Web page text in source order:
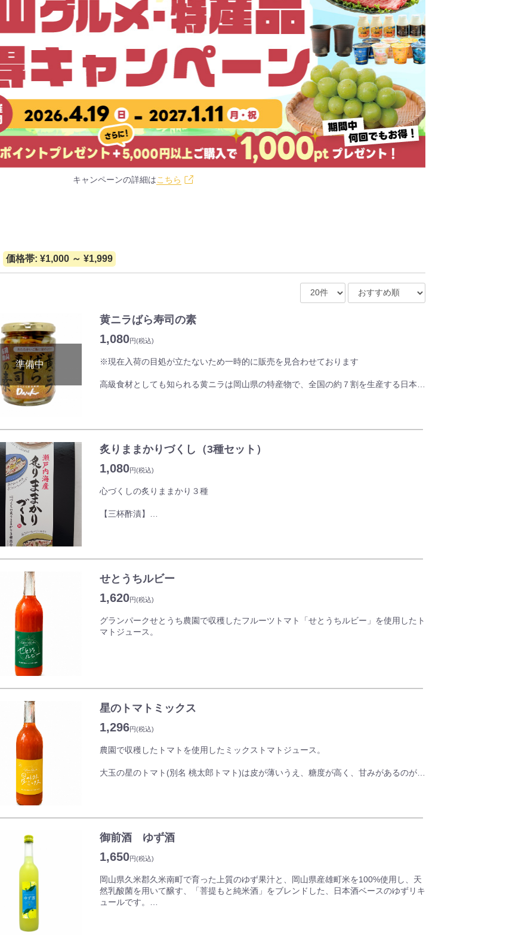
キャンペーンの詳細はこちら
価格帯: ¥1,000 ～ ¥1,999
黄ニラばら寿司の素
1,080円(税込)
※現在入荷の目処が立たないため一時的に販売を見合わせております
高級食材としても知られる黄ニラは岡山県の特産物で、全国の約７割を生産する日本一
絶妙な甘味と酸味の味わいと黄ニラをメインに具沢山の食感を楽しめる一品。
特に、岡山の郷土料理ばら寿司におすすめ。エビや錦糸たまご等のトッピングを加えて
頂くことでさらに美味しさを増すことができます。
1瓶で3合のご飯に混ぜて頂き、5～6人前が作れます。
炙りままかりづくし（3種セット）
1,080円(税込)
心づくしの炙りままかり３種
【三杯酢漬】
瀬戸内海産のままかりを姿のまま素焼きし、瀬戸内レモンを効かせて爽やかな味わいに
【バジル仕立て】
瀬戸内海産のままかりを姿のまま素焼きにし、
バジルの香りをまとわせ爽やかな風味の洋風テイストに仕立てました
せとうちルビー
1,620円(税込)
グランパークせとうち農園で収穫したフルーツトマト「せとうちルビー」を使用したト
マトジュース。
た。
星のトマトミックス
1,296円(税込)
農園で収穫したトマトを使用したミックストマトジュース。
大玉の星のトマト(別名 桃太郎トマト)は皮が薄いうえ、糖度が高く、甘みがあるのが特
星のトマトとシンディスイート、二つの調和されたトマト本来の旨味、酸味、甘味をお
御前酒 ゆず酒
1,650円(税込)
岡山県久米郡久米南町で育った上質のゆず果汁と、岡山県産雄町米を100%使用し、天
然乳酸菌を用いて醸す、「菩提もと純米酒」をブレンドした、日本酒ベースのゆずリキ
ュールです。